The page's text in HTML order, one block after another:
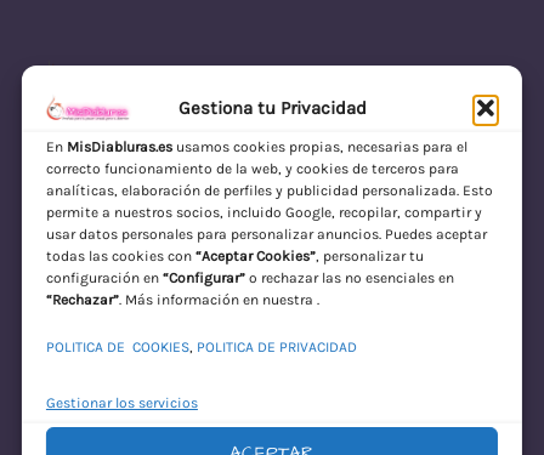
Gestiona tu Privacidad
En MisDiabluras.esusamos cookies propias, necesarias para el
correcto funcionamiento de la web, y cookies de terceros para
analíticas, elaboración de perfiles y publicidad personalizada. Esto
permite a nuestros socios, incluido Google, recopilar, compartir y
usar datos personales para personalizar anuncios. Puedes aceptar
todas las cookies con “Aceptar Cookies”, personalizar tu
configuración en “Configurar”o rechazar las no esenciales en
“Rechazar”. Más información en nuestra .
POLITICA DE COOKIES, POLITICA DE PRIVACIDAD
Gestionar los servicios
MisDiabluras | Sexshop Online con Envío
Discreto en España
Acceder